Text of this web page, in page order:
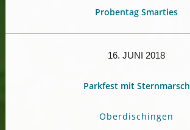
Probentag Smarties
16. JUNI 2018
Parkfest mit Sternmarsch
Oberdischingen